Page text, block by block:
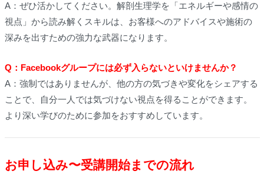
A：ぜひ活かしてください。解剖生理学を「エネルギーや感情の
視点」から読み解くスキルは、お客様へのアドバイスや施術の
深みを出すための強力な武器になります。
Q：Facebookグループには必ず入らないといけませんか？
A：強制ではありませんが、他の方の気づきや変化をシェアする
ことで、自分一人では気づけない視点を得ることができます。
より深い学びのために参加をおすすめしています。
お申し込み〜受講開始までの流れ